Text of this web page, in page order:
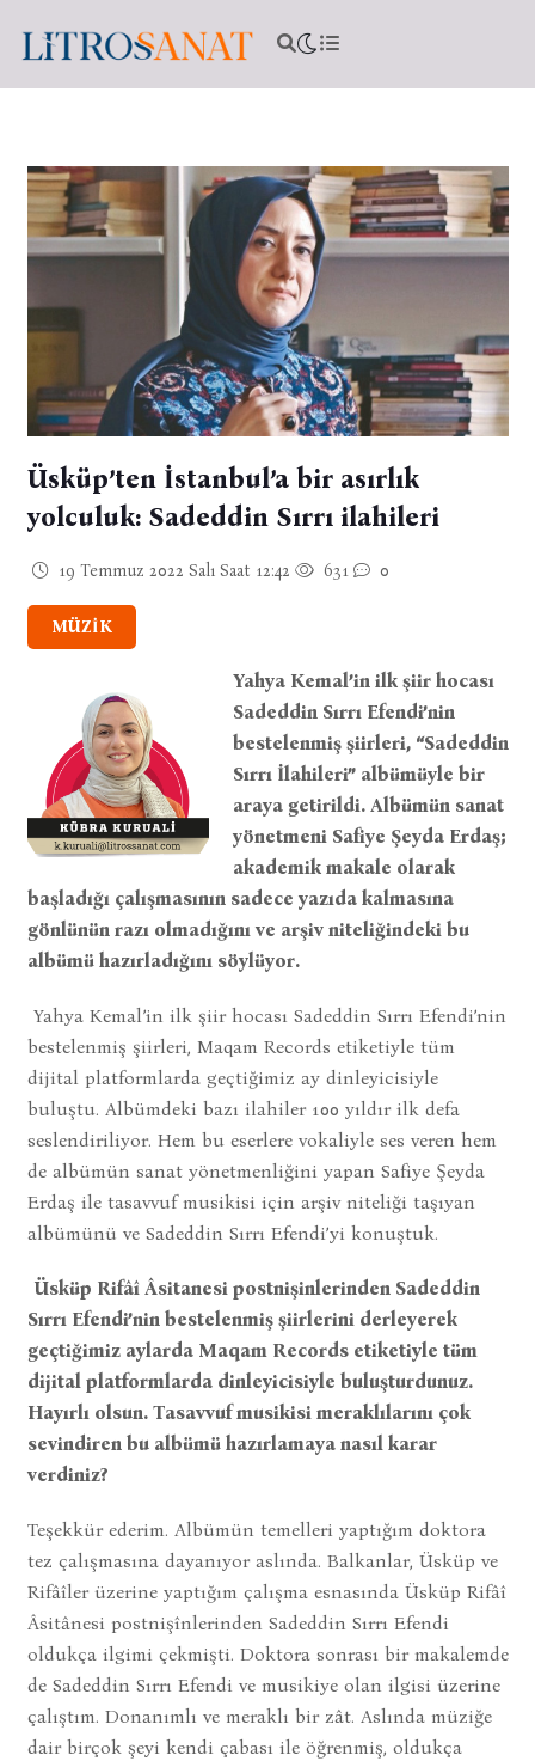
Üsküp’ten İstanbul’a bir asırlık
yolculuk: Sadeddin Sırrı ilahileri
19 Temmuz 2022 Salı Saat 12:42 631 0
MÜZİK
Yahya Kemal’in ilk şiir hocası
Sadeddin Sırrı Efendi’nin
bestelenmiş şiirleri, “Sadeddin
Sırrı İlahileri” albümüyle bir
araya getirildi. Albümün sanat
yönetmeni Safiye Şeyda Erdaş;
akademik makale olarak
başladığı çalışmasının sadece yazıda kalmasına
gönlünün razı olmadığını ve arşiv niteliğindeki bu
albümü hazırladığını söylüyor.
Yahya Kemal’in ilk şiir hocası Sadeddin Sırrı Efendi’nin
bestelenmiş şiirleri, Maqam Records etiketiyle tüm
dijital platformlarda geçtiğimiz ay dinleyicisiyle
buluştu. Albümdeki bazı ilahiler 100 yıldır ilk defa
seslendiriliyor. Hem bu eserlere vokaliyle ses veren hem
de albümün sanat yönetmenliğini yapan Safiye Şeyda
Erdaş ile tasavvuf musikisi için arşiv niteliği taşıyan
albümünü ve Sadeddin Sırrı Efendi’yi konuştuk.
Üsküp Rifâî Âsitanesi postnişinlerinden Sadeddin
Sırrı Efendi’nin bestelenmiş şiirlerini derleyerek
geçtiğimiz aylarda Maqam Records etiketiyle tüm
dijital platformlarda dinleyicisiyle buluşturdunuz.
Hayırlı olsun. Tasavvuf musikisi meraklılarını çok
sevindiren bu albümü hazırlamaya nasıl karar
verdiniz?
Teşekkür ederim. Albümün temelleri yaptığım doktora
tez çalışmasına dayanıyor aslında. Balkanlar, Üsküp ve
Rifâîler üzerine yaptığım çalışma esnasında Üsküp Rifâî
Âsitânesi postnişînlerinden Sadeddin Sırrı Efendi
oldukça ilgimi çekmişti. Doktora sonrası bir makalemde
de Sadeddin Sırrı Efendi ve musikiye olan ilgisi üzerine
çalıştım. Donanımlı ve meraklı bir zât. Aslında müziğe
dair birçok şeyi kendi çabası ile öğrenmiş, oldukça